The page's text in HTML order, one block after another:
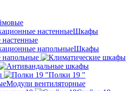
Шкафы
Шкафы
напольные
Полки 19 "
Модули вентиляторные